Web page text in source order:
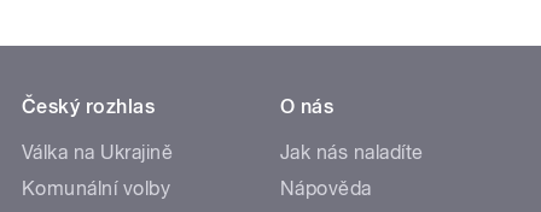
Český rozhlas
Válka na Ukrajině
Komunální volby
O nás
Jak nás naladíte
Nápověda